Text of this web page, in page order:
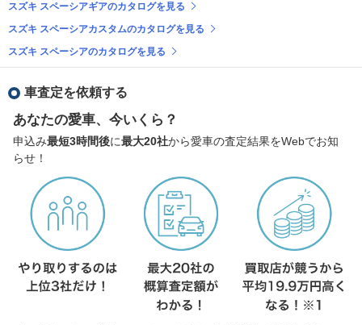
スズキ スペーシアギアのカタログを見る
スズキ スペーシアカスタムのカタログを見る
スズキ スペーシアのカタログを見る
車査定を依頼する
あなたの愛車、今いくら？
申込み最短3時間後に最大20社から愛車の査定結果をWebでお知
らせ！